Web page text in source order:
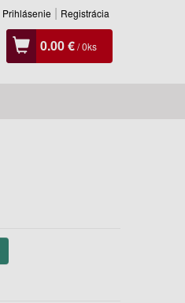
Prihlásenie Registrácia
0.00 €/0ks